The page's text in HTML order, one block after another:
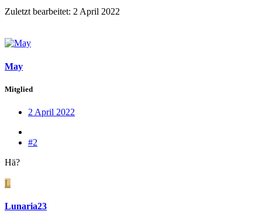
Zuletzt bearbeitet: 2 April 2022
May
Mitglied
2 April 2022
#2
Hä?
L
Lunaria23